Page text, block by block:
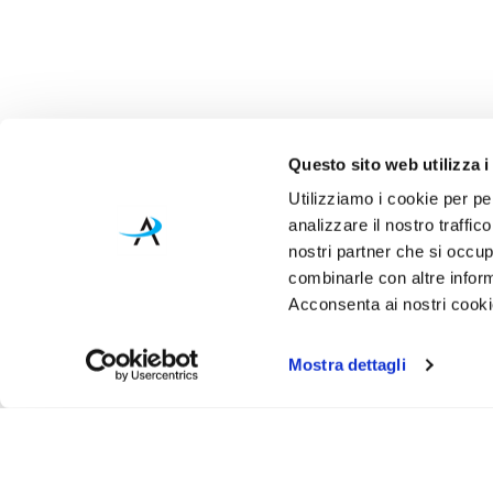
Questo sito web utilizza i
Utilizziamo i cookie per
analizzare il nostro
nostri partner che si
combinarle con altre
Acconsenta ai nostri
Mostra dettagli